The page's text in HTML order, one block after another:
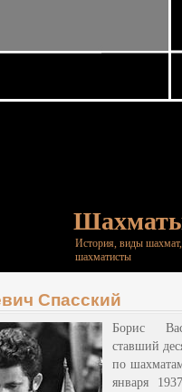
История, виды
шахматисты
Спасский
Борис
ставший
по
января